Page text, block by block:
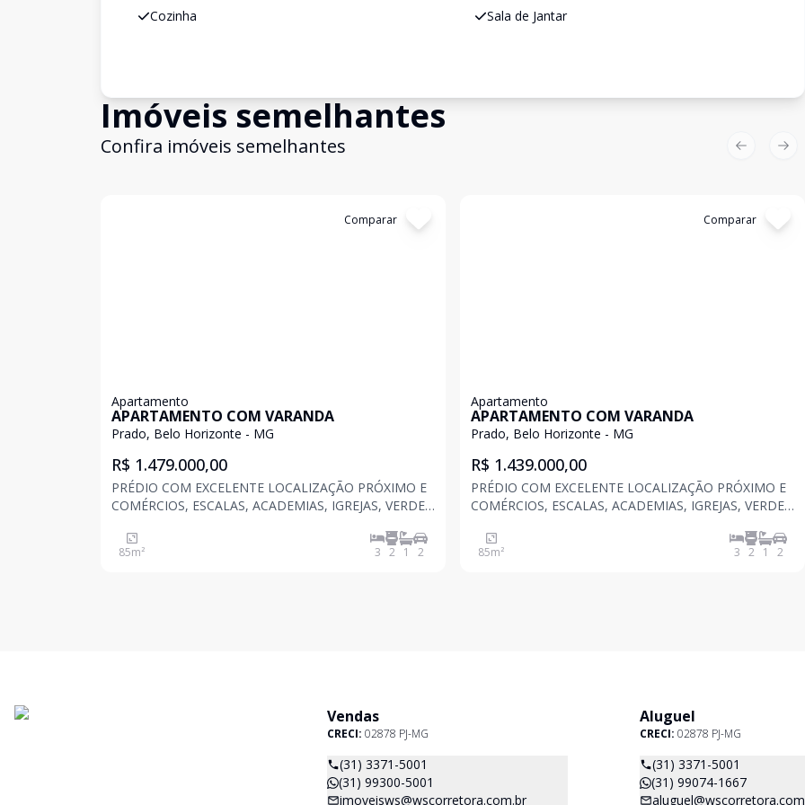
Cozinha Sala de Jantar
Imóveis semelhantes
Confira imóveis semelhantes
Comparar
Apartamento
APARTAMENTO COM VARANDA
Prado, Belo Horizonte - MG
R$ 1.479.000,00
PRÉDIO COM EXCELENTE LOCALIZAÇÃO PRÓXIMO E
COMÉRCIOS, ESCALAS, ACADEMIAS, IGREJAS, VERDE
ESTAÇÃO DO METRO CALAFATE ETC . COM Piscina,
salão de festas integrado com varanda gourmet,
85m² 3 2 1 2
Comparar
Apartamento
APARTAMENTO COM VARANDA
Prado, Belo Horizonte - MG
R$ 1.439.000,00
PRÉDIO COM EXCELENTE LOCALIZAÇÃO PRÓXIMO E
COMÉRCIOS, ESCALAS, ACADEMIAS, IGREJAS, VERDE
ESTAÇÃO DO METRO CALAFATE ETC . COM Piscina,
salão de festas integrado com varanda gourmet,
85m² 3 2 1 2
Previous
Vendas
CRECI: 02878 PJ-MG
(31) 3371-5001
(31) 99300-5001
imoveisws@wscorretora.com.br
Aluguel
CRECI: 02878 PJ-MG
(31) 3371-5001
(31) 99074-1667